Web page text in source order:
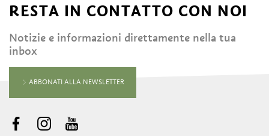
RESTA IN CONTATTO CON NOI
Notizie e informazioni direttamente nella tua
inbox
ABBONATI ALLA NEWSLETTER